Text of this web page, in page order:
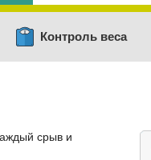
Контроль веса
срыв и